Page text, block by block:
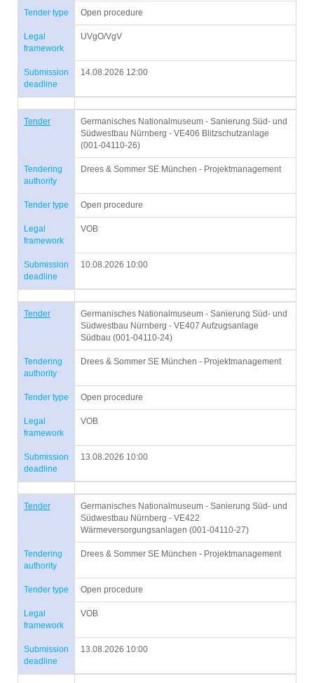
Tender type Open procedure
Legal
framework
UVgO/VgV
Submission
deadline
14.08.2026 12:00
Tender
Germanisches Nationalmuseum - Sanierung Süd- und
Südwestbau Nürnberg - VE406 Blitzschutzanlage
(001-04110-26)
Tendering
authority
Drees & Sommer SE München - Projektmanagement
Tender type Open procedure
Legal
framework
VOB
Submission
deadline
10.08.2026 10:00
Tender
Germanisches Nationalmuseum - Sanierung Süd- und
Südwestbau Nürnberg - VE407 Aufzugsanlage
Südbau (001-04110-24)
Tendering
authority
Drees & Sommer SE München - Projektmanagement
Tender type Open procedure
Legal
framework
VOB
Submission
deadline
13.08.2026 10:00
Tender
Germanisches Nationalmuseum - Sanierung Süd- und
Südwestbau Nürnberg - VE422
Wärmeversorgungsanlagen (001-04110-27)
Tendering
authority
Drees & Sommer SE München - Projektmanagement
Tender type Open procedure
Legal
framework
VOB
Submission
deadline
13.08.2026 10:00